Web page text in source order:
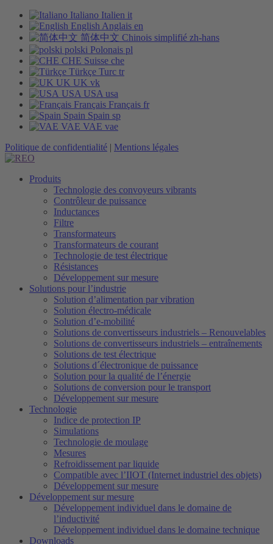
Italiano Italien it
English Anglais en
简体中文 Chinois simplifié zh-hans
polski Polonais pl
CHE Suisse che
Türkçe Turc tr
UK UK vk
USA USA usa
Français Français fr
Spain Spain sp
VAE VAE vae
Politique de confidentialité | Mentions légales
Produits
Technologie des convoyeurs vibrants
Contrôleur de puissance
Inductances
Filtre
Transformateurs
Transformateurs de courant
Technologie de test électrique
Résistances
Développement sur mesure
Solutions pour l’industrie
Solution d’alimentation par vibration
Solution électro-médicale
Solution d’e-mobilité
Solutions de convertisseurs industriels – Renouvelables
Solutions de convertisseurs industriels – entraînements
Solutions de test électrique
Solutions d´électronique de puissance
Solution pour la qualité de l’énergie
Solutions de conversion pour le transport
Développement sur mesure
Technologie
Indice de protection IP
Simulations
Technologie de moulage
Mesures
Refroidissement par liquide
Compatible avec l’IIOT (Internet industriel des objets)
Développement sur mesure
Développement sur mesure
Développement individuel dans le domaine de
l’inductivité
Développement individuel dans le domaine technique
Downloads